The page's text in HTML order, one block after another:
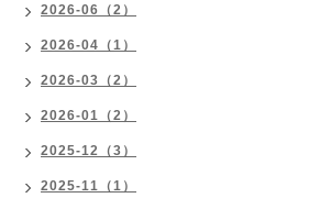
2026-06（2）
2026-04（1）
2026-03（2）
2026-01（2）
2025-12（3）
2025-11（1）